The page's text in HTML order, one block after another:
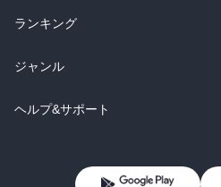
雑誌・グラビア
BL・TL
ラノベ
雑誌・グラビア
BL・TL
総合
ラノベ
雑誌・グラビア
ランキング
総合
ラノベ
ジャンル
コミック
ヘルプ&サポート